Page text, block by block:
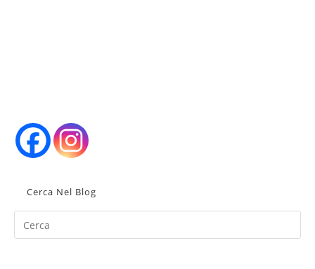
Cerca Nel Blog